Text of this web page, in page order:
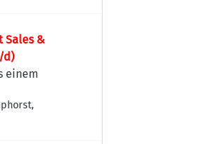
Sales &
d)
einem